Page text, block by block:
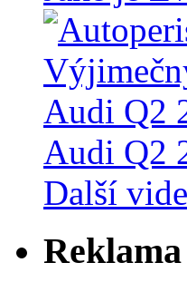
Audi Q2
Další
Reklama